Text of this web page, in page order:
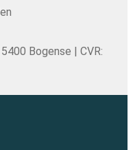
Bogense | CVR: